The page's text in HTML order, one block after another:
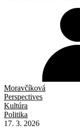
Moravčíková
Perspectives
Kultúra
Politika
17. 3. 2026